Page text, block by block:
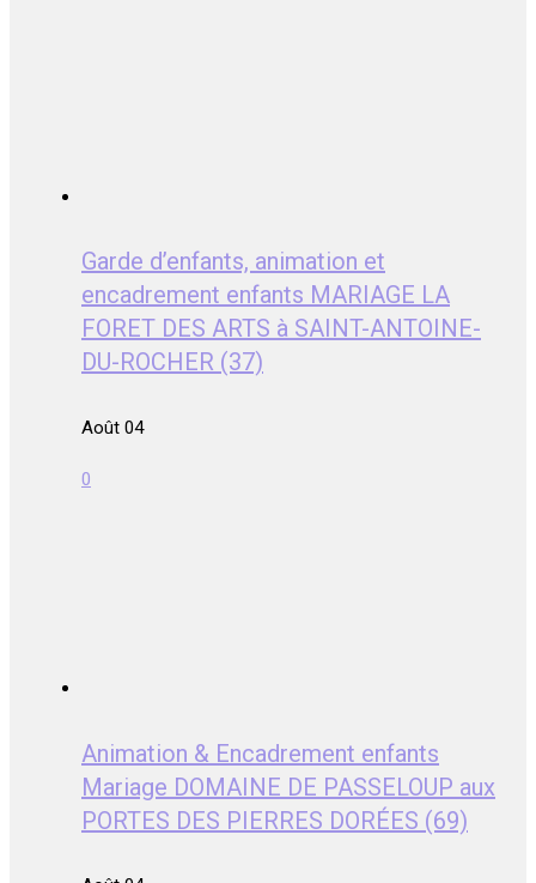
Garde d’enfants, animation et
encadrement enfants MARIAGE LA
FORET DES ARTS à SAINT-ANTOINE-
DU-ROCHER (37)
Août 04
0
Animation & Encadrement enfants
Mariage DOMAINE DE PASSELOUP aux
PORTES DES PIERRES DORÉES (69)